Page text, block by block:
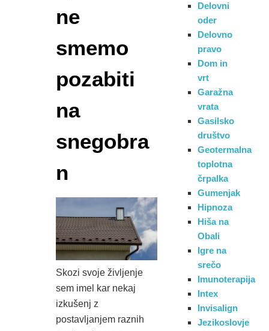
ne
smemo
pozabiti
na
snegobra
n
Skozi svoje življenje
sem imel kar nekaj
izkušenj z
postavljanjem raznih
Delovni
oder
Delovno
pravo
Dom in
vrt
Garažna
vrata
Gasilsko
društvo
Geotermalna
toplotna
črpalka
Gumenjak
Hipnoza
Hiša na
Obali
Igre na
srečo
Imunoterapija
Intex
Invisalign
Jezikoslovje